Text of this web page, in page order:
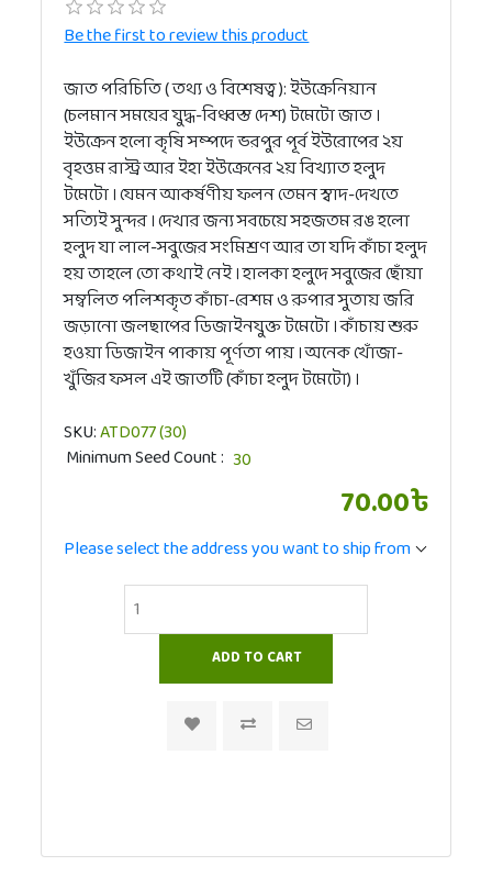
Be the first to review this product
জাত পরিচিতি ( তথ্য ও বিশেষত্ব ): ইউক্রেনিয়ান
(চলমান সময়ের যুদ্ধ-বিধ্বস্ত দেশ) টমেটো জাত ।
ইউক্রেন হলো কৃষি সম্পদে ভরপুর পূর্ব ইউরোপের ২য়
বৃহত্তম রাস্ট্র আর ইহা ইউক্রেনের ২য় বিখ্যাত হলুদ
টমেটো । যেমন আকর্ষণীয় ফলন তেমন স্বাদ-দেখতে
সত্যিই সুন্দর । দেখার জন্য সবচেয়ে সহজতম রঙ হলো
হলুদ যা লাল-সবুজের সংমিশ্রণ আর তা যদি কাঁচা হলুদ
হয় তাহলে তো কথাই নেই । হালকা হলুদে সবুজের ছোঁয়া
সম্বলিত পলিশকৃত কাঁচা-রেশম ও রুপার সুতায় জরি
জড়ানো জলছাপের ডিজাইনযুক্ত টমেটো । কাঁচায় শুরু
হওয়া ডিজাইন পাকায় পূর্ণতা পায় । অনেক খোঁজা-
খুঁজির ফসল এই জাতটি (কাঁচা হলুদ টমেটো) ।
SKU:ATD077 (30)
Minimum Seed Count
70.00৳
Please select the address you want to ship from